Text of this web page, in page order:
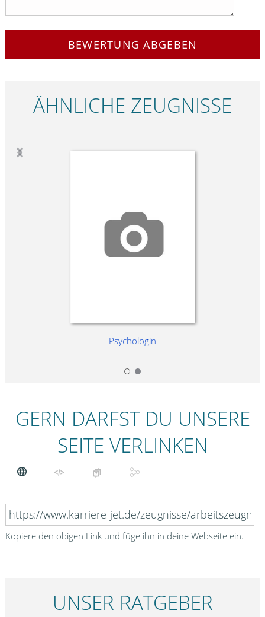
BEWERTUNG ABGEBEN
ÄHNLICHE ZEUGNISSE
Psychologin
GERN DARFST DU UNSERE
SEITE VERLINKEN
Kopiere den obigen Link und füge ihn in deine Webseite ein.
UNSER RATGEBER